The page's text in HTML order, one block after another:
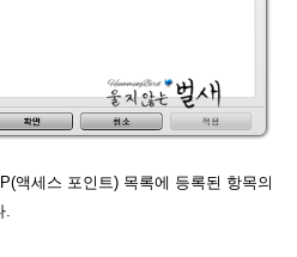
액세스 포인트) 목록에 등록된 항목의
.